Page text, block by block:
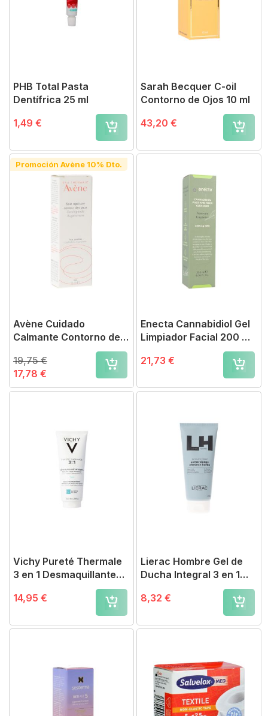
PHB Total Pasta
Dentífrica 25 ml
1,49 €
Sarah Becquer C-oil
Contorno de Ojos 10 ml
43,20 €
Promoción Avène 10% Dto.
Avène Cuidado
Calmante Contorno de
17,78 €
19,75 €
Enecta Cannabidiol Gel
Limpiador Facial 200 mg
21,73 €
Vichy Pureté Thermale
3 en 1 Desmaquillante
Piel Sensible 300 ml
14,95 €
Lierac Hombre Gel de
Ducha Integral 3 en 1
8,32 €